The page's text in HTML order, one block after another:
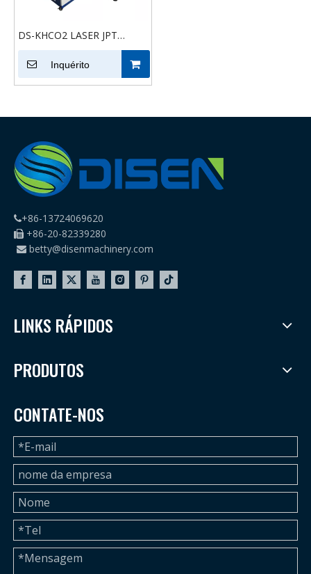
DS-KHCO2 LASER JPT
MOPA Cor CO2 Máquina de
marcação a laser 20W 30W
50W Marcador de laser de
Inquérito
+86-13724069620
 +86-20-82339280
 betty@disenmachinery.com
LINKS RÁPIDOS
PRODUTOS
CONTATE-NOS